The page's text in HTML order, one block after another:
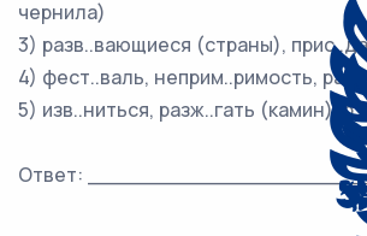
чернила)
3) разв..вающиеся (страны),
4) фест..валь, неприм..римость,
5) изв..ниться, разж..гать (камин),
Ответ: